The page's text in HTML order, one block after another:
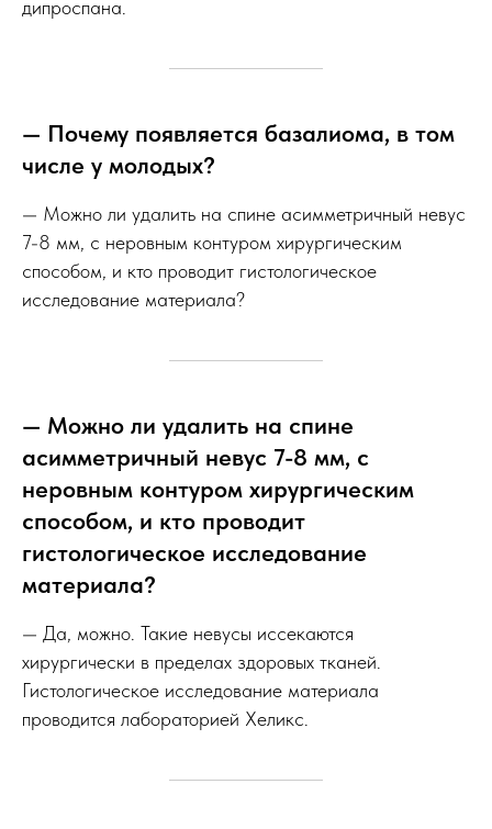
дипроспана.
— Почему появляется базалиома, в том
числе у молодых?
— Можно ли удалить на спине асимметричный невус
7-8 мм, с неровным контуром хирургическим
способом, и кто проводит гистологическое
исследование материала?
— Можно ли удалить на спине
асимметричный невус 7-8 мм, с
неровным контуром хирургическим
способом, и кто проводит
гистологическое исследование
материала?
— Да, можно. Такие невусы иссекаются
хирургически в пределах здоровых тканей.
Гистологическое исследование материала
проводится лабораторией Хеликс.